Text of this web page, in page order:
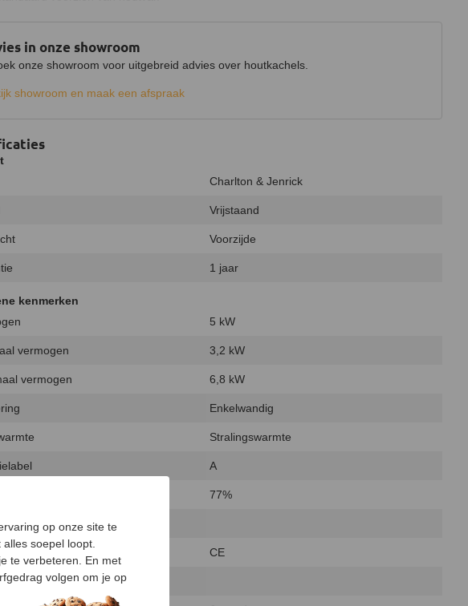
in onze showroom
onze showroom voor uitgebreid advies over houtkachels.
showroom en maak een afspraak
Charlton & Jenrick
Vrijstaand
Voorzijde
1 jaar
kenmerken
5 kW
vermogen 3,2 kW
vermogen 6,8 kW
Enkelwandig
Stralingswarmte
A
77%
CE
op onze site te
soepel loopt.
te verbeteren. En met
volgen om je op